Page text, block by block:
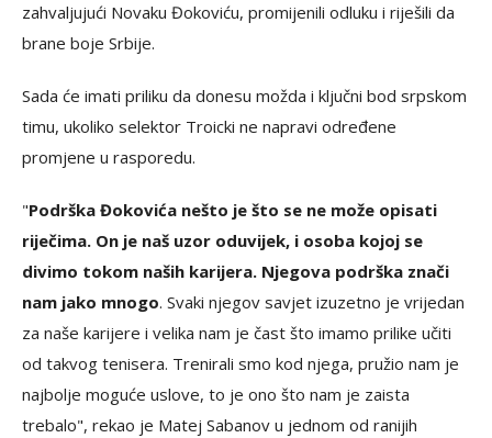
zahvaljujući Novaku Đokoviću, promijenili odluku i riješili da
brane boje Srbije.
Sada će imati priliku da donesu možda i ključni bod srpskom
timu, ukoliko selektor Troicki ne napravi određene
promjene u rasporedu.
"Podrška Đokovića nešto je što se ne može opisati
riječima. On je naš uzor oduvijek, i osoba kojoj se
divimo tokom naših karijera. Njegova podrška znači
nam jako mnogo. Svaki njegov savjet izuzetno je vrijedan
za naše karijere i velika nam je čast što imamo prilike učiti
od takvog tenisera. Trenirali smo kod njega, pružio nam je
najbolje moguće uslove, to je ono što nam je zaista
trebalo", rekao je Matej Sabanov u jednom od ranijih